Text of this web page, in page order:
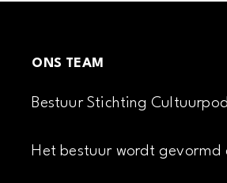
ONS TEAM
Bestuur Stichting
Het bestuur wordt gevormd